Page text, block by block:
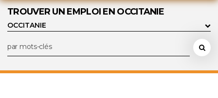
TROUVER UN EMPLOI EN OCCITANIE